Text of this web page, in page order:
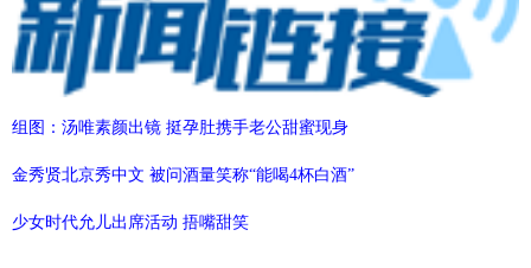
组图：汤唯素颜出镜 挺孕肚携手老公甜蜜现身
金秀贤北京秀中文 被问酒量笑称“能喝4杯白酒”
少女时代允儿出席活动 捂嘴甜笑